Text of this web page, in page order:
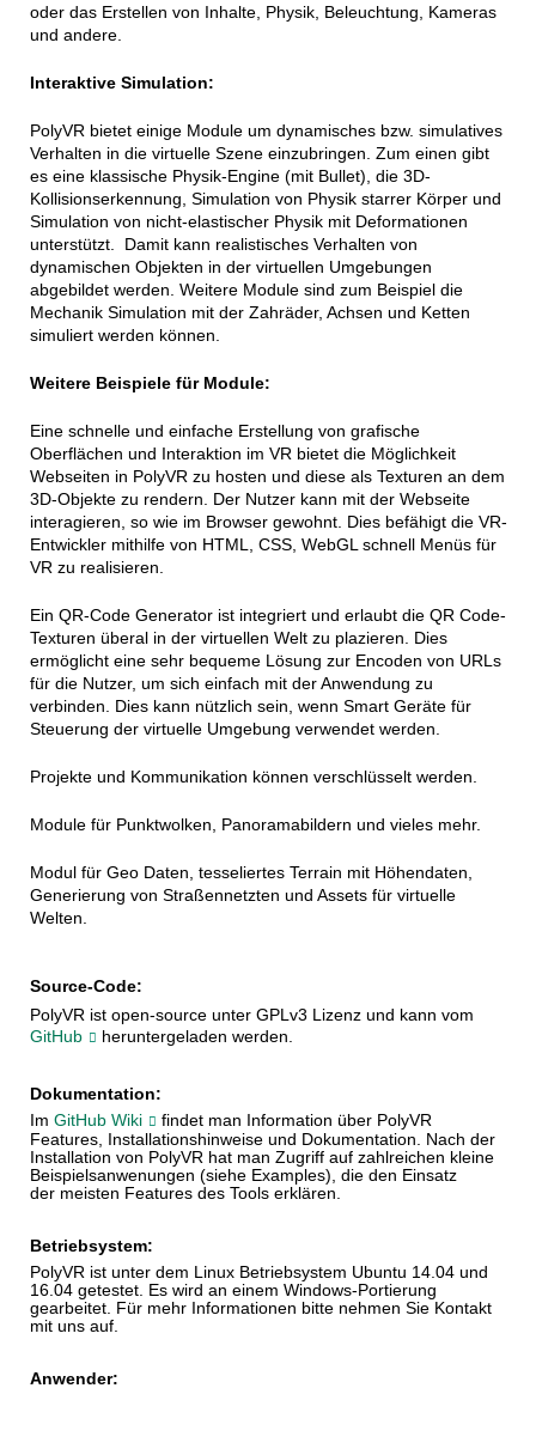
oder das Erstellen von Inhalte, Physik, Beleuchtung, Kameras
und andere.
Interaktive Simulation:
PolyVR bietet einige Module um dynamisches bzw. simulatives
Verhalten in die virtuelle Szene einzubringen. Zum einen gibt
es eine klassische Physik-Engine (mit Bullet), die 3D-
Kollisionserkennung, Simulation von Physik starrer Körper und
Simulation von nicht-elastischer Physik mit Deformationen
unterstützt. Damit kann realistisches Verhalten von
dynamischen Objekten in der virtuellen Umgebungen
abgebildet werden. Weitere Module sind zum Beispiel die
Mechanik Simulation mit der Zahräder, Achsen und Ketten
simuliert werden können.
Weitere Beispiele für Module:
Eine schnelle und einfache Erstellung von grafische
Oberflächen und Interaktion im VR bietet die Möglichkeit
Webseiten in PolyVR zu hosten und diese als Texturen an dem
3D-Objekte zu rendern. Der Nutzer kann mit der Webseite
interagieren, so wie im Browser gewohnt. Dies befähigt die VR-
Entwickler mithilfe von HTML, CSS, WebGL schnell Menüs für
VR zu realisieren.
Ein QR-Code Generator ist integriert und erlaubt die QR Code-
Texturen überal in der virtuellen Welt zu plazieren. Dies
ermöglicht eine sehr bequeme Lösung zur Encoden von URLs
für die Nutzer, um sich einfach mit der Anwendung zu
verbinden. Dies kann nützlich sein, wenn Smart Geräte für
Steuerung der virtuelle Umgebung verwendet werden.
Projekte und Kommunikation können verschlüsselt werden.
Module für Punktwolken, Panoramabildern und vieles mehr.
Modul für Geo Daten, tesseliertes Terrain mit Höhendaten,
Generierung von Straßennetzten und Assets für virtuelle
Welten.
Source-Code:
GitHub
heruntergeladen werden.
Dokumentation:
Im GitHub Wiki
findet man Information über PolyVR
Features, Installationshinweise und Dokumentation. Nach der
Installation von PolyVR hat man Zugriff auf zahlreichen kleine
Beispielsanwenungen (siehe Examples), die den Einsatz
der meisten Features des Tools erklären.
Betriebsystem:
PolyVR ist unter dem Linux Betriebsystem Ubuntu 14.04 und
16.04 getestet. Es wird an einem Windows-Portierung
gearbeitet. Für mehr Informationen bitte nehmen Sie Kontakt
mit uns auf.
Anwender: